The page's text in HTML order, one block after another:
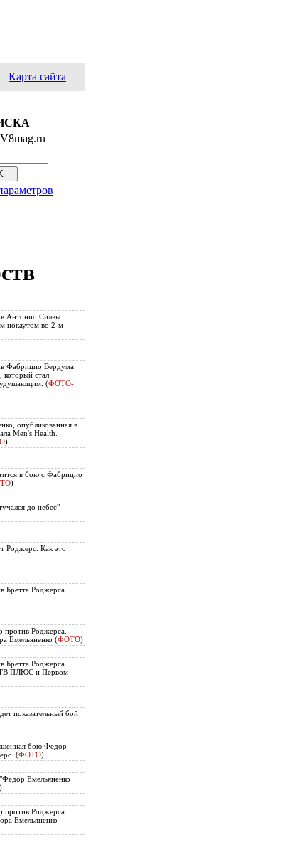
Карта сайта
Антонио Силвы.
нокаутом во 2-м
Фабрицио Вердума.
стал
удушающим. (ФОТО-
опубликованная в
Men's Health.
)
в бою с Фабрицио
)
до небес"
Роджерс. Как это
Бретта Роджерса.
против Роджерса.
Емельяненко (ФОТО)
Бретта Роджерса.
ПЛЮС и Первом
показательный бой
бою Федор
(ФОТО)
Емельяненко
)
против Роджерса.
Емельяненко